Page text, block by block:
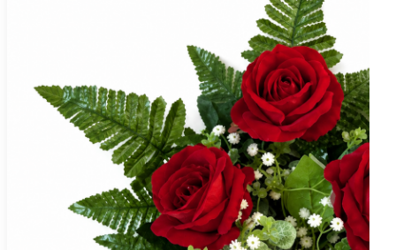
CENTROTAVOLA
Centrotavola fiori e
pampas
Centrotavola fiori
BOX FLOREALE
FIORI
Fiori in Silicone